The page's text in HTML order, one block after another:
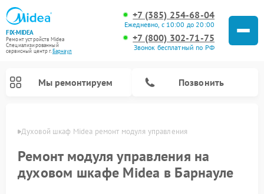
FIX-MIDEA
Ремонт устройств Midea
Специализированный
cервисный центр г.Барнаул
+7 (385) 254-68-04
Ежедневно, с 10:00 до 20:00
+7 (800) 302-71-75
Звонок бесплатный по РФ
Мы ремонтируем Позвонить
Духовой шкаф Midea ремонт модуля управления
Ремонт модуля управления на
духовом шкафе Midea в Барнауле